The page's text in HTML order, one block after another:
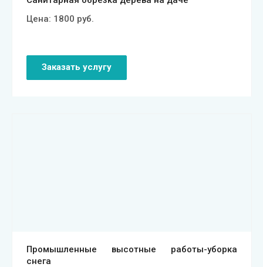
Цена: 1800 руб.
Заказать услугу
Промышленные высотные работы-уборка
снега